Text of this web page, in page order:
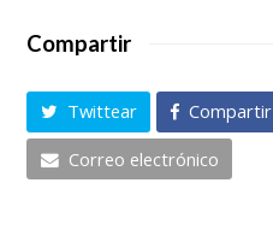
Compartir
Twittear Compartir
Correo electrónico